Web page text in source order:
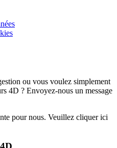
ou vous voulez simplement
4D ? Envoyez-nous un message
pour nous. Veuillez cliquer ici